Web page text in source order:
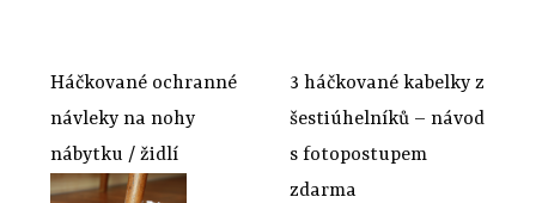
Háčkované ochranné
návleky na nohy
nábytku / židlí
3 háčkované kabelky z
šestiúhelníků – návod
s fotopostupem
zdarma